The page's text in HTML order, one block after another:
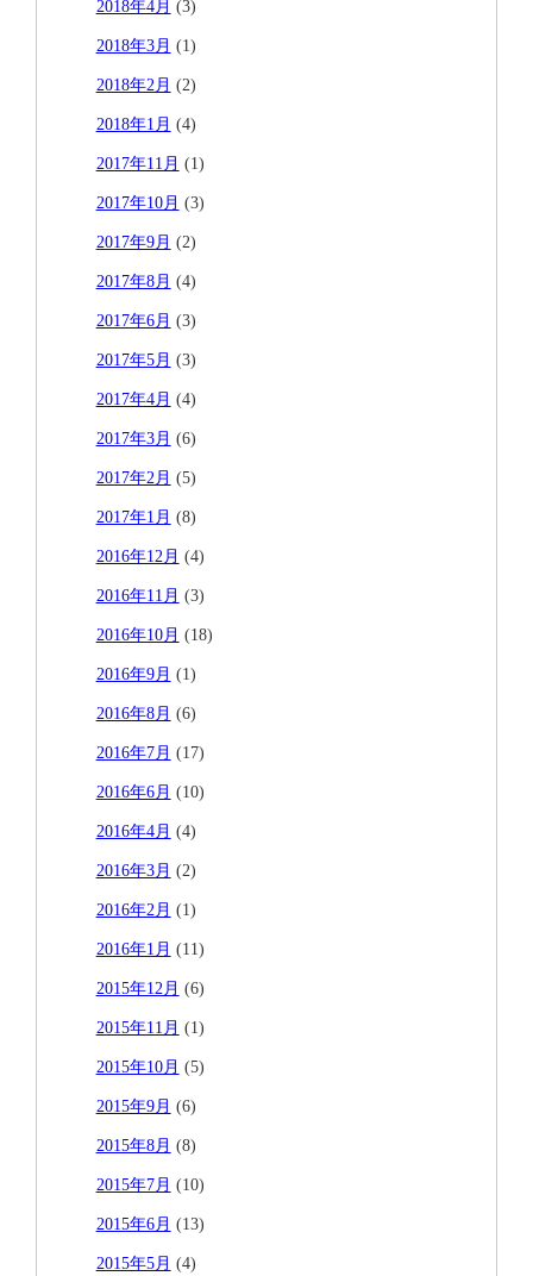
2018年4月 (3)
2018年3月 (1)
2018年2月 (2)
2018年1月 (4)
2017年11月 (1)
2017年10月 (3)
2017年9月 (2)
2017年8月 (4)
2017年6月 (3)
2017年5月 (3)
2017年4月 (4)
2017年3月 (6)
2017年2月 (5)
2017年1月 (8)
2016年12月 (4)
2016年11月 (3)
2016年10月 (18)
2016年9月 (1)
2016年8月 (6)
2016年7月 (17)
2016年6月 (10)
2016年4月 (4)
2016年3月 (2)
2016年2月 (1)
2016年1月 (11)
2015年12月 (6)
2015年11月 (1)
2015年10月 (5)
2015年9月 (6)
2015年8月 (8)
2015年7月 (10)
2015年6月 (13)
2015年5月 (4)